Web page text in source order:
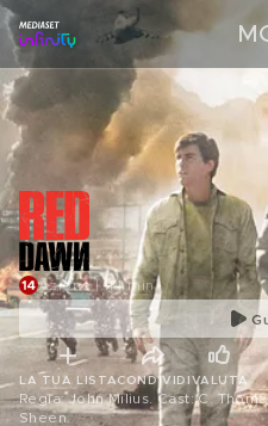
Azione | 114 min
LA TUA LISTACONDIVIDI VALUTA
Regia: John Milius. Cast: C.
Sheen.